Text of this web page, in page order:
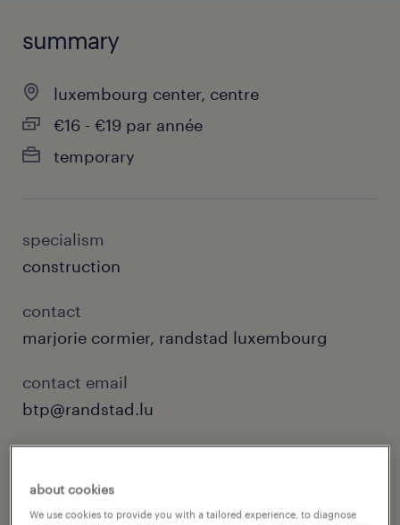
summary
luxembourg center, centre
€16 - €19 par année
temporary
specialism
construction
contact
marjorie cormier, randstad luxembourg
contact email
btp@randstad.lu
reference number
25280
about cookies
We use cookies to provide you with a tailored experience, to diagnose